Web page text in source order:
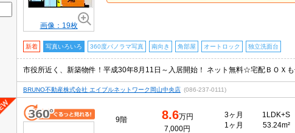
画像：19枚
新着 写真いろいろ 360度パノラマ写真 南向き 角部屋 オートロック 独立洗面台
市役所近く、新築物件！平成30年8月11日～入居開始！ ネット無料☆宅配ＢＯＸ
BRUNO不動産株式会社 エイブルネットワーク岡山中央店 (086-237-0111)
9階 8.6万円
7,000円
3ヶ月
1ヶ月
1LDK+S
53.24m²